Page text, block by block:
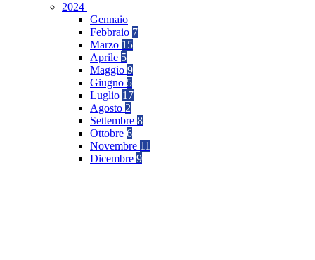
2024
Gennaio
Febbraio 7
Marzo 15
Aprile 5
Maggio 9
Giugno 5
Luglio 17
Agosto 2
Settembre 8
Ottobre 6
Novembre 11
Dicembre 9